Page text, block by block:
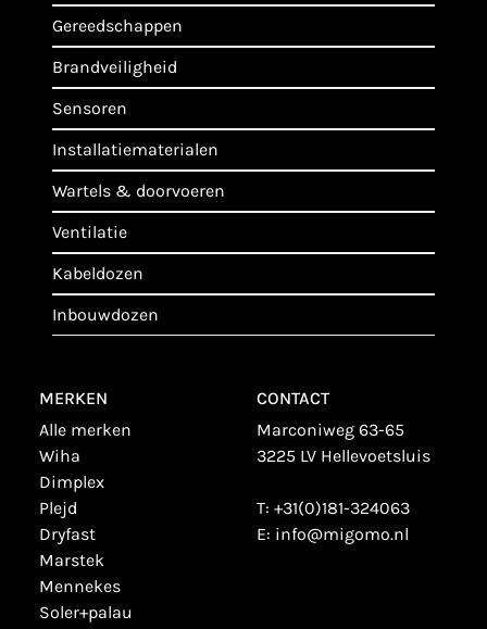
gereedschappen
brandveiligheid
sensoren
installatiematerialen
wartels & doorvoeren
ventilatie
kabeldozen
inbouwdozen
MERKEN
alle merken
wiha
dimplex
plejd
dryfast
marstek
mennekes
soler+palau
CONTACT
Marconiweg 63-65
3225 LV Hellevoetsluis
T: +31(0)181-324063
E: info@migomo.nl